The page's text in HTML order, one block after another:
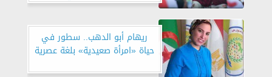
ريهام أبو الدهب.. سطور في
حياة «امرأة صعيدية» بلغة عصرية